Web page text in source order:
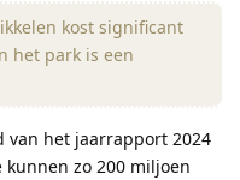
kost significant
het park is een
van het jaarrapport 2024
zo 200 miljoen